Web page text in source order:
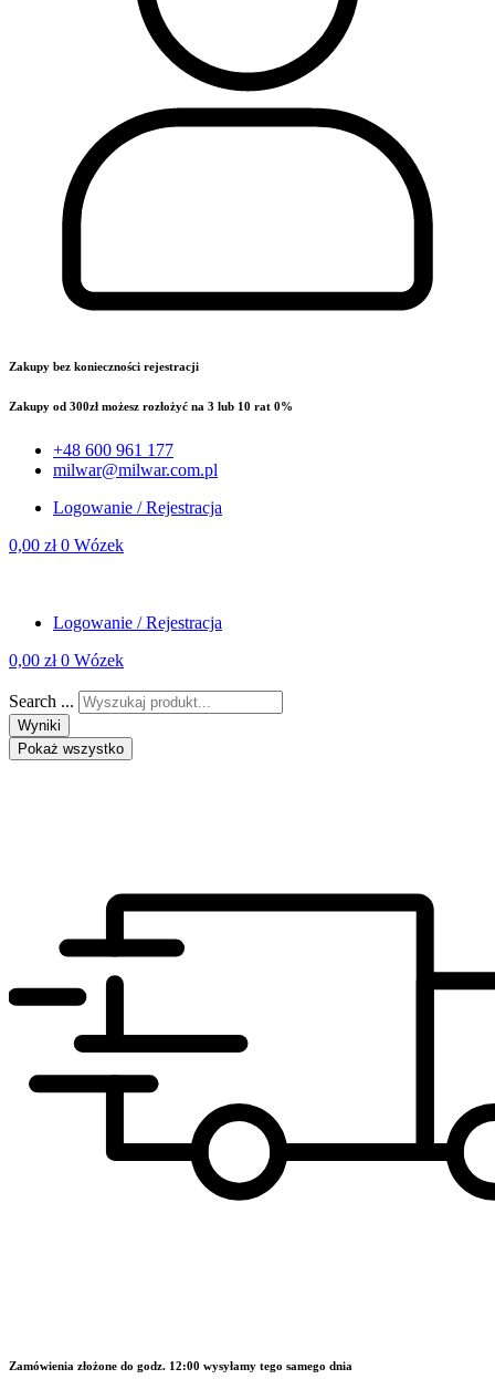
Zakupy bez konieczności rejestracji
Zakupy od 300zł możesz rozłożyć na 3 lub 10 rat 0%
+48 600 961 177
milwar@milwar.com.pl
Logowanie / Rejestracja
0,00 zł 0 Wózek
Logowanie / Rejestracja
0,00 zł 0 Wózek
Search ...
Wyniki
Pokaż wszystko
Zamówienia złożone do godz. 12:00 wysyłamy tego samego dnia